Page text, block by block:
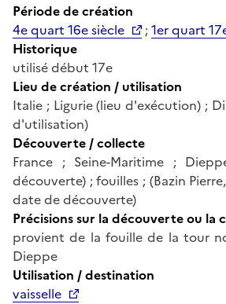
Période de création
4e quart 16e siècle
;1er quart
Historique
utilisé début 17e
Lieu de création / utilisation
Italie ; Ligurie (lieu d'exécution) ;
d'utilisation)
Découverte / collecte
France ; Seine-Maritime ;
découverte) ; fouilles ; (Bazin
date de découverte)
Précisions sur la découverte ou la
provient de la fouille de la tour
Dieppe
Utilisation / destination
vaisselle